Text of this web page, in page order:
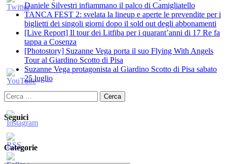
Daniele Silvestri infiammano il palco di Camigliatello
TANCA FEST 2: svelata la lineup e aperte le prevendite per i
biglietti dei singoli giorni dopo il sold out degli abbonamenti
[Live Report] Il tour dei Litfiba per i quarant’anni di 17 Re fa
tappa a Cosenza
[Photostory] Suzanne Vega porta il suo Flying With Angels
Tour al Giardino Scotto di Pisa
Suzanne Vega protagonista al Giardino Scotto di Pisa sabato
25 luglio
Ricerca
per:
Seguici
Categorie